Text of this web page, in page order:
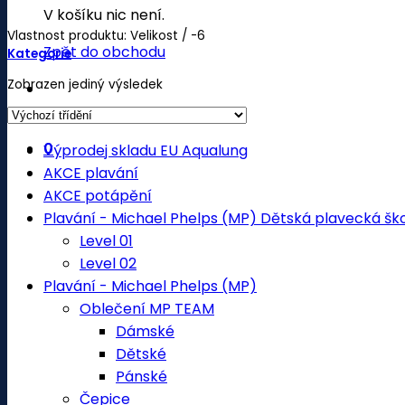
V košíku nic není.
Zpět do obchodu
0
Vlastnost produktu: Velikost / -6
Kategorie
Zobrazen jediný výsledek
Výprodej skladu EU Aqualung
AKCE plavání
AKCE potápění
Plavání - Michael Phelps (MP) Dětská plavecká
Level 01
Level 02
Plavání - Michael Phelps (MP)
Oblečení MP TEAM
Dámské
Dětské
Pánské
Čepice